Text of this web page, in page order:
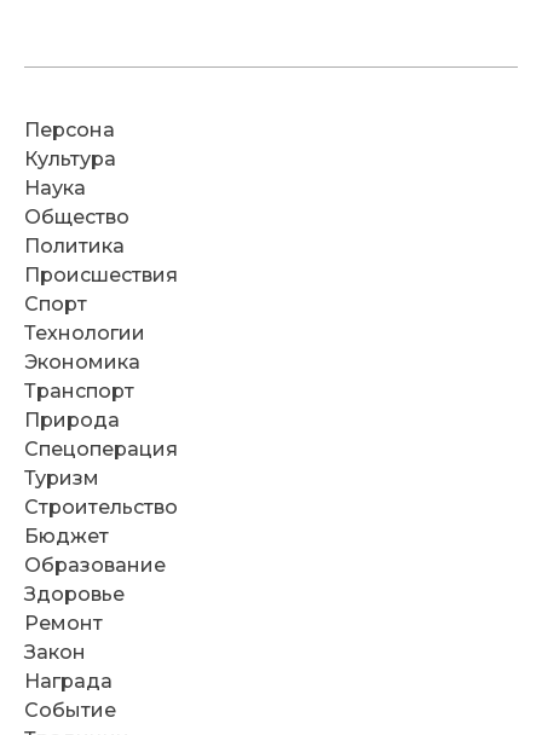
Персона
Культура
Наука
Общество
Политика
Происшествия
Спорт
Технологии
Экономика
Транспорт
Природа
Спецоперация
Туризм
Строительство
Бюджет
Образование
Здоровье
Ремонт
Закон
Награда
Событие